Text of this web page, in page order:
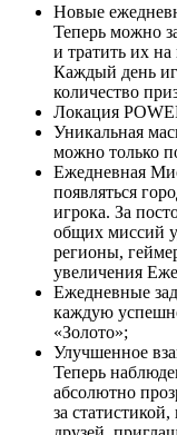
Новые
Теперь можно
и тратить их
Каждый день
количество
Локация
Уникальная
можно только
Ежедневная
появляться
игрока. За
общих миссий
регионы,
увеличения
Ежедневные
каждую
«Золото»;
Улучшенное
Теперь
абсолютно
за